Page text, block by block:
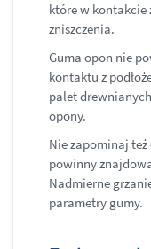
które w kontakcie
zniszczenia.
Guma opon nie
kontaktu z
palet
opony.
Nie zapominaj
powinny
Nadmierne
parametry gumy.